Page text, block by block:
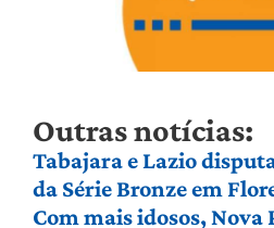
Outras notícias:
Tabajara e Lazio
da Série Bronze em
Com mais idosos, Nova